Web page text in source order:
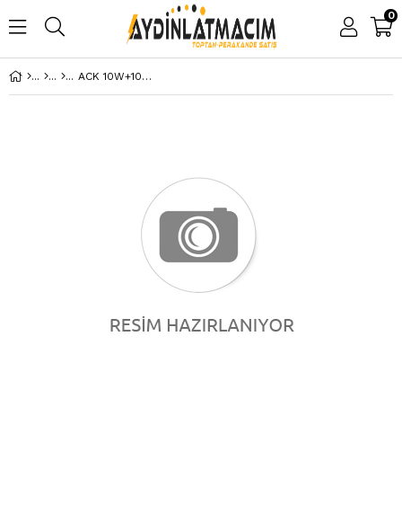
0
ACK 10W+10W SLIM MAGNET RAY SPOT IP20 DIP SWITCH, SMART DRIVER VE DIMMLI AD45-05391